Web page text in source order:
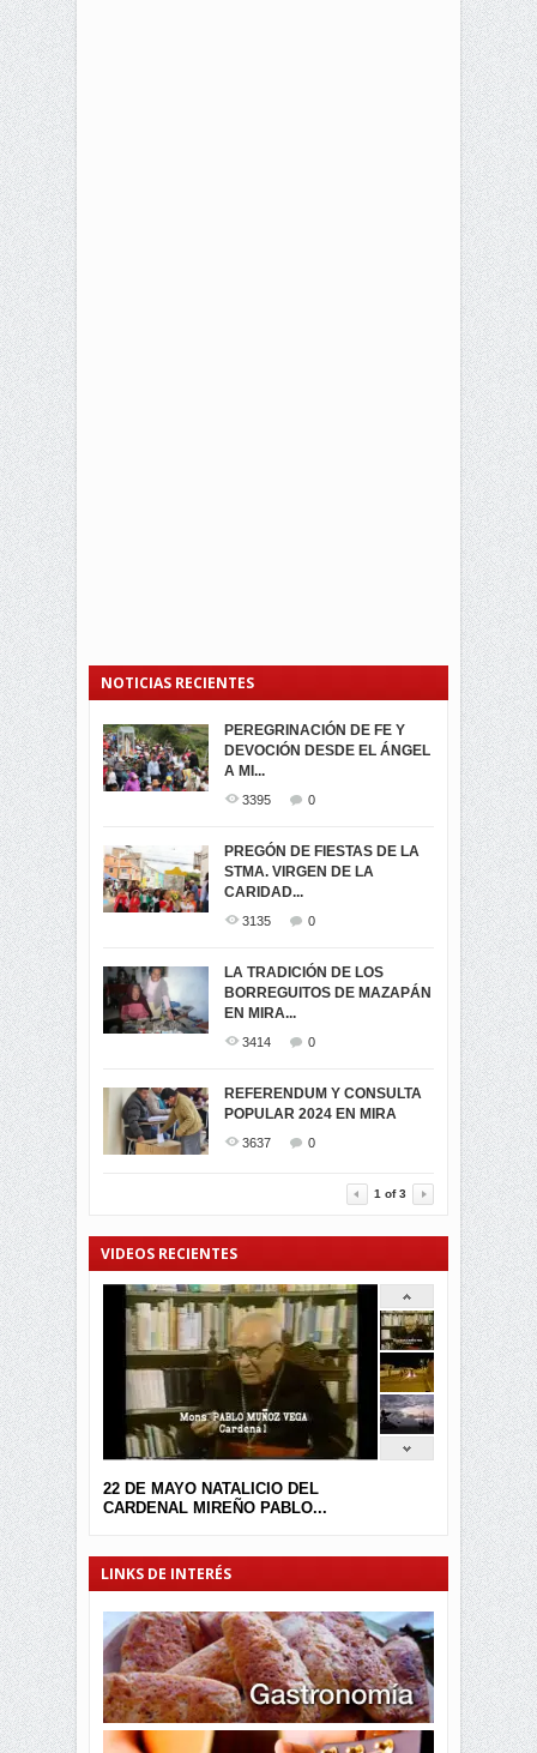
NOTICIAS RECIENTES
PEREGRINACIÓN DE FE Y
DEVOCIÓN DESDE EL ÁNGEL
A MI...
3395 0
PREGÓN DE FIESTAS DE LA
STMA. VIRGEN DE LA
CARIDAD...
3135 0
LA TRADICIÓN DE LOS
BORREGUITOS DE MAZAPÁN
EN MIRA...
3414 0
REFERENDUM Y CONSULTA
POPULAR 2024 EN MIRA
3637 0
PROCESIÓN DE LA VIRGEN
DE LA CARIDAD 2024
3062
-ENCENDIDO DEL ARBOL DE
...
MIRA
3441
TRIUNFO DE...
SEGUNDA VUELTA
ELECCIONES
PRESIDENCIALES 2023 EN
M...
ELECCION CRUCIAL:
SEGUNDA VUELTA
PRESIDENCIAL EL 1...
VIRTUALES ASAMBLEISTAS
POR LA PROVINCIA DEL
CARCHI...
MIRA.EC FUE
GALARDONADA
1 of3
VIDEOS RECIENTES
22 DE MAYO NATALICIO DEL
CARDENAL MIREÑO PABLO...
LINKS DE INTERÉS